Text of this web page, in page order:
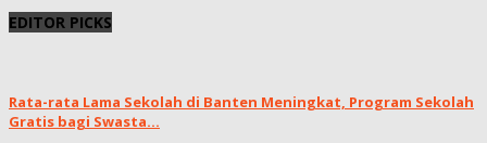
EDITOR PICKS
Rata-rata Lama Sekolah di Banten Meningkat, ‎Program Sekolah
Gratis bagi Swasta...